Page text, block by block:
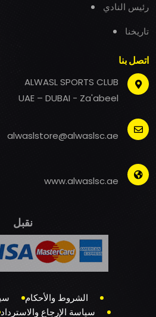
رئيس النادي
تاريخنا
اتصل بنا
ALWASL SPORTS CLUB
UAE – DUBAI - Za'abeel
alwaslstore@alwaslsc.ae
www.alwaslsc.ae
نقبل
الشروط والأحكام
سياسة الإرجاع والاسترداد